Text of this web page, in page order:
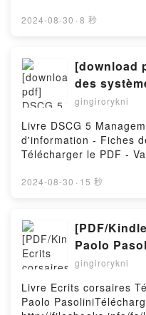
ePub Mobi) by Claudia
Perfect Redemption
Redemption Claudia
Claudia Tan Kindle,
Epub VK, Perfect
DownloadPowered by
2024-08-30 · 8 秒
[download
des
de révision
gingirorykni
Livre DSCG 5
d'information - Fiches
Télécharger le PDF -
http://filesbooks.info/fs/
gratuit (PDF ePub
Christophe
systèmes d'information
Valérie Vo Ha,
Management des
révision - 2e éd.
Epub, DSCG 5
2024-08-30 · 15 秒
[PDF/
Paolo
gingirorykni
Livre Ecrits corsaires
Paolo